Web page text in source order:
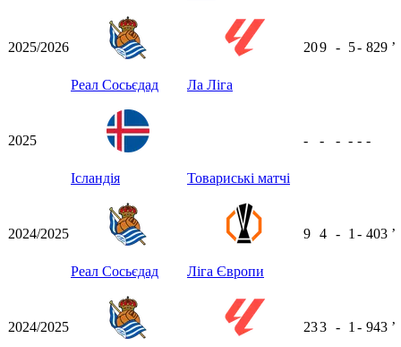
2025/2026
Реал Сосьєдад Ла Ліга
209 - 5- 829 ʼ
2025
Ісландія Товариські матчі
- - - - - -
2024/2025
Реал Сосьєдад Ліга Європи
9 4 - 1 - 403 ʼ
2024/2025 233 - 1 - 943 ʼ